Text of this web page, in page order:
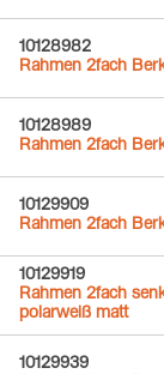
10128982
Rahmen 2fach
10128989
Rahmen 2fach
10129909
Rahmen 2fach
10129919
Rahmen 2fach
polarweiß matt
10129939